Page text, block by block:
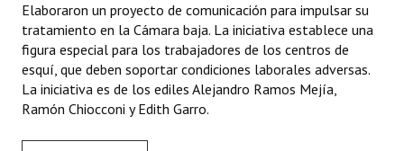
Informes de Gestión
Proyectos Presentados
Dictámenes Asesoría Letrada
Elaboraron un proyecto de comunicación para impulsar su
tratamiento en la Cámara baja. La iniciativa establece una
figura especial para los trabajadores de los centros de
esquí, que deben soportar condiciones laborales adversas.
La iniciativa es de los ediles Alejandro Ramos Mejía,
Ramón Chiocconi y Edith Garro.